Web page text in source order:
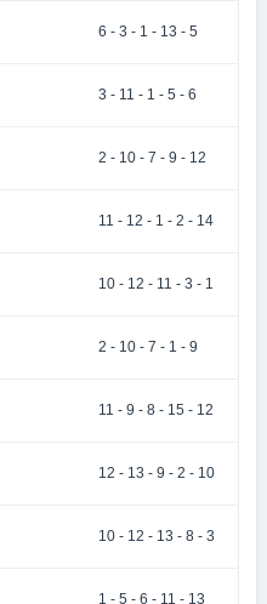
6 - 3 - 1 - 13 - 5
3 - 11 - 1 - 5 - 6
2 - 10 - 7 - 9 - 12
11 - 12 - 1 - 2 - 14
10 - 12 - 11 - 3 - 1
2 - 10 - 7 - 1 - 9
11 - 9 - 8 - 15 - 12
12 - 13 - 9 - 2 - 10
10 - 12 - 13 - 8 - 3
1 - 5 - 6 - 11 - 13